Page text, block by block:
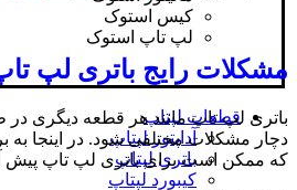
کیس استوک
لپ تاپ استوک
قطعات لپتاپ
آداپتور لپتاپ
باتری لپتاپ
کیبورد لپتاپ
مشکلات رایج باتری لپ‌
باتری لپ‌ تاپ مانند هر قطعه دیگری
دچار مشکلات مختلفی شود. در اینجا به
که ممکن است برای باتری لپ‌ تاپ پیش